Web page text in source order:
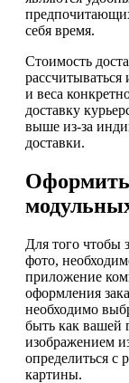
себя время.
Стоимость
рассчитываться
и веса
доставку
выше из-за
доставки.
Оформить
Для того чтобы
фото,
приложение
оформления
необходимо
быть как вашей
изображением
определиться с
картины.